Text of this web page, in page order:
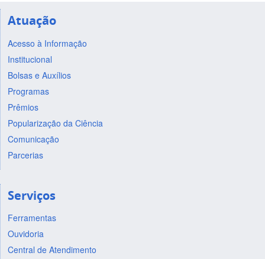
Atuação
Acesso à Informação
Institucional
Bolsas e Auxílios
Programas
Prêmios
Popularização da Ciência
Comunicação
Parcerias
Serviços
Ferramentas
Ouvidoria
Central de Atendimento